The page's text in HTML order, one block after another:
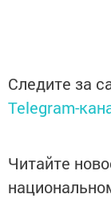
Следите за
Telegram-
Читайте